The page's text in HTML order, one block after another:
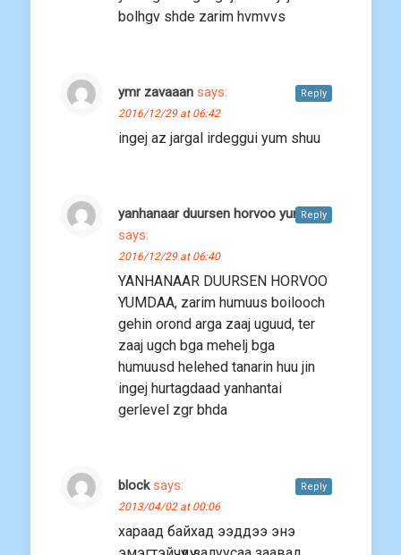
bolhgv shde zarim hvmvvs
ymr zavaaan says:
2016/12/29 at 06:42
ingej az jargal irdeggui yum shuu
Reply
yanhanaar duursen horvoo yumdaa
says:
2016/12/29 at 06:40
YANHANAAR DUURSEN HORVOO
YUMDAA, zarim humuus boilooch
gehin orond arga zaaj uguud, ter
zaaj ugch bga mehelj bga
humuusd helehed tanarin huu jin
ingej hurtagdaad yanhantai
gerlevel zgr bhda
Reply
block says:
2013/04/02 at 00:06
хараад байхад ээддээ энэ
Reply